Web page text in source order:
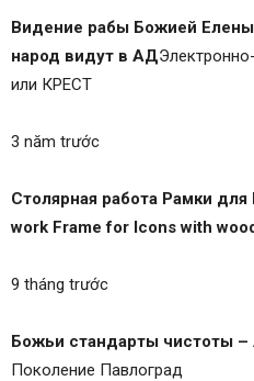
Видение рабы Божией
народ видут в АД
или КРЕСТ
3 năm trước
Столярная работа Рамки
work Frame for Icons with
9 tháng trước
Божьи стандарты чистоты –
Поколение Павлоград